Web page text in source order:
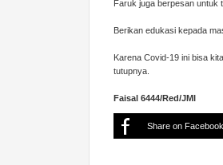
Faruk juga berpesan untuk
Berikan edukasi kepada
Karena Covid-19 ini bisa
tutupnya.
Faisal 6444/Red/JMI
Share on Facebook